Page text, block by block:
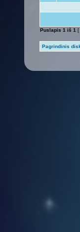
Puslapis 1 iš 1 [
Pagrindinis